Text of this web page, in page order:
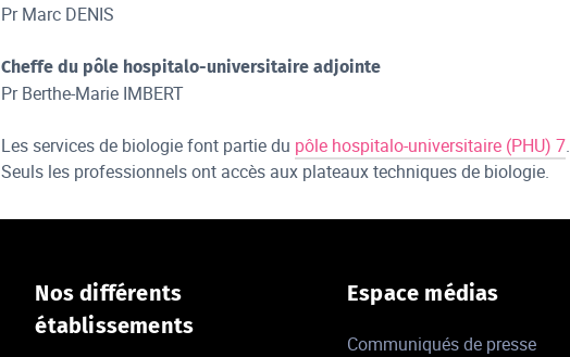
Pr Marc DENIS
Cheffe du pôle hospitalo-universitaire adjointe
Pr Berthe-Marie IMBERT
Les services de biologie font partie du pôle hospitalo-universitaire (PHU) 7.
Seuls les professionnels ont accès aux plateaux techniques de biologie.
Nos différents
établissements
Espace médias
Communiqués de presse